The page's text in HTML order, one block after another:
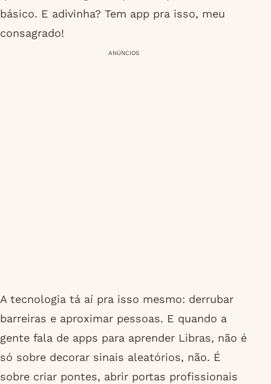
básico. E adivinha? Tem app pra isso, meu
consagrado!
ANÚNCIOS
A tecnologia tá aí pra isso mesmo: derrubar
barreiras e aproximar pessoas. E quando a
gente fala de apps para aprender Libras, não é
só sobre decorar sinais aleatórios, não. É
sobre criar pontes, abrir portas profissionais